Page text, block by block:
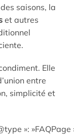
saisons, la
et autres
Elle
entre
simplicité et
»: »FAQPage